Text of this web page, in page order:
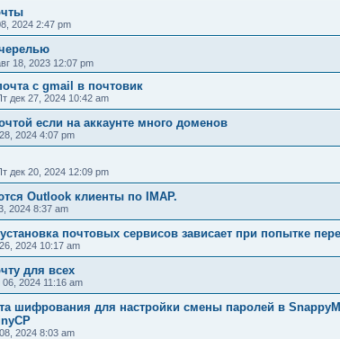
2024 2:47 pm
18, 2023 12:07 pm
с gmail в почтовик
дек 27, 2024 10:42 am
если на аккаунте много доменов
2024 4:07 pm
дек 20, 2024 12:09 pm
Outlook клиенты по IMAP.
2024 8:37 am
почтовых сервисов зависает при попытке
2024 10:17 am
для всех
2024 11:16 am
шифрования для настройки смены паролей в
2024 8:03 am